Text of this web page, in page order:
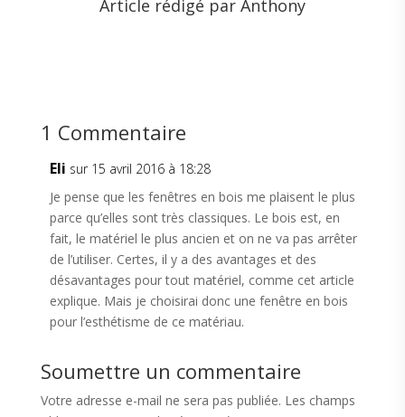
Article rédigé par Anthony
1 Commentaire
Eli sur 15 avril 2016 à 18:28
Je pense que les fenêtres en bois me plaisent le plus
parce qu’elles sont très classiques. Le bois est, en
fait, le matériel le plus ancien et on ne va pas arrêter
de l’utiliser. Certes, il y a des avantages et des
désavantages pour tout matériel, comme cet article
explique. Mais je choisirai donc une fenêtre en bois
pour l’esthétisme de ce matériau.
Soumettre un commentaire
Votre adresse e-mail ne sera pas publiée. Les champs